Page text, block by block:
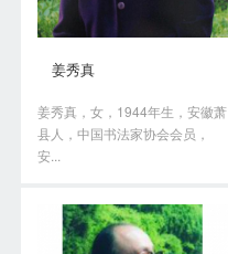
姜秀真
姜秀真，女，1944年生，安徽萧
县人，中国书法家协会会员，
安...